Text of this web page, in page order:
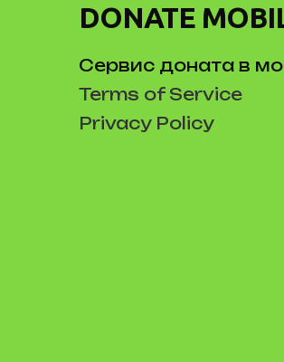
DONATE
Сервис доната в
Terms of Service
Privacy Policy